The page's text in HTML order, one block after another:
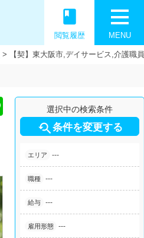
MENU
book
閲覧履歴
> 【契】東大阪市,デイサービス,介護職員
選択中の検索条件
条件を変更する
エリア ---
職種 ---
給与 ---
雇用形態 ---